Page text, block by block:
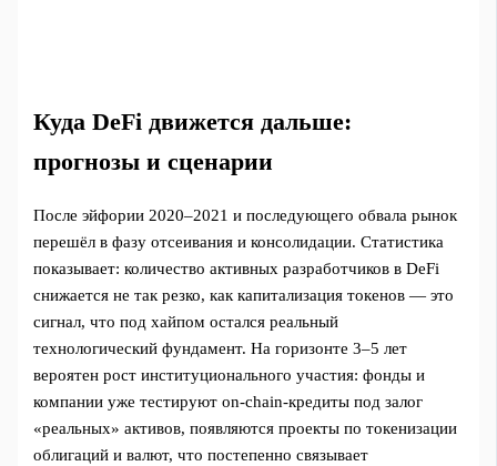
Куда DeFi движется дальше:
прогнозы и сценарии
После эйфории 2020–2021 и последующего обвала рынок
перешёл в фазу отсеивания и консолидации. Статистика
показывает: количество активных разработчиков в DeFi
снижается не так резко, как капитализация токенов — это
сигнал, что под хайпом остался реальный
технологический фундамент. На горизонте 3–5 лет
вероятен рост институционального участия: фонды и
компании уже тестируют on‑chain‑кредиты под залог
«реальных» активов, появляются проекты по токенизации
облигаций и валют, что постепенно связывает